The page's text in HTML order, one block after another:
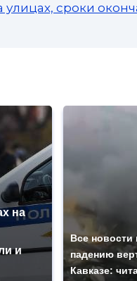
сроки
на
и
Все новости
падению
Кавказе: